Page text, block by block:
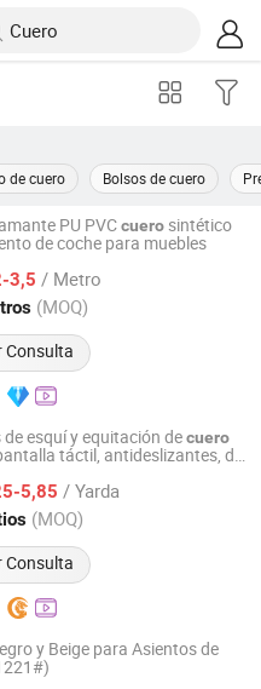
de cuero Bolsos de cuero
PU PVCcuerosintético
de coche para muebles
3,5 / Metro
(MOQ)
Consulta
2018
de esquí y equitación decuero
táctil, antideslizantes, de
palma de tela
5,85 / Yarda
(MOQ)
Consulta
Ltd.
Desde 2022
y Beige para Asientos de
Co., Ltd.